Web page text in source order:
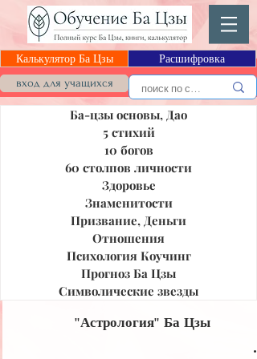
Калькулятор Ба Цзы Расшифровка
вход для учащихсяБлог Ба Цзы
Ба-цзы основы, Дао
5 стихий
10 богов
60 столпов личности
Здоровье
Знаменитости
Призвание, Деньги
Отношения
Психология Коучинг
Прогноз Ба Цзы
Символические звезды
"Астрология" Ба Цзы